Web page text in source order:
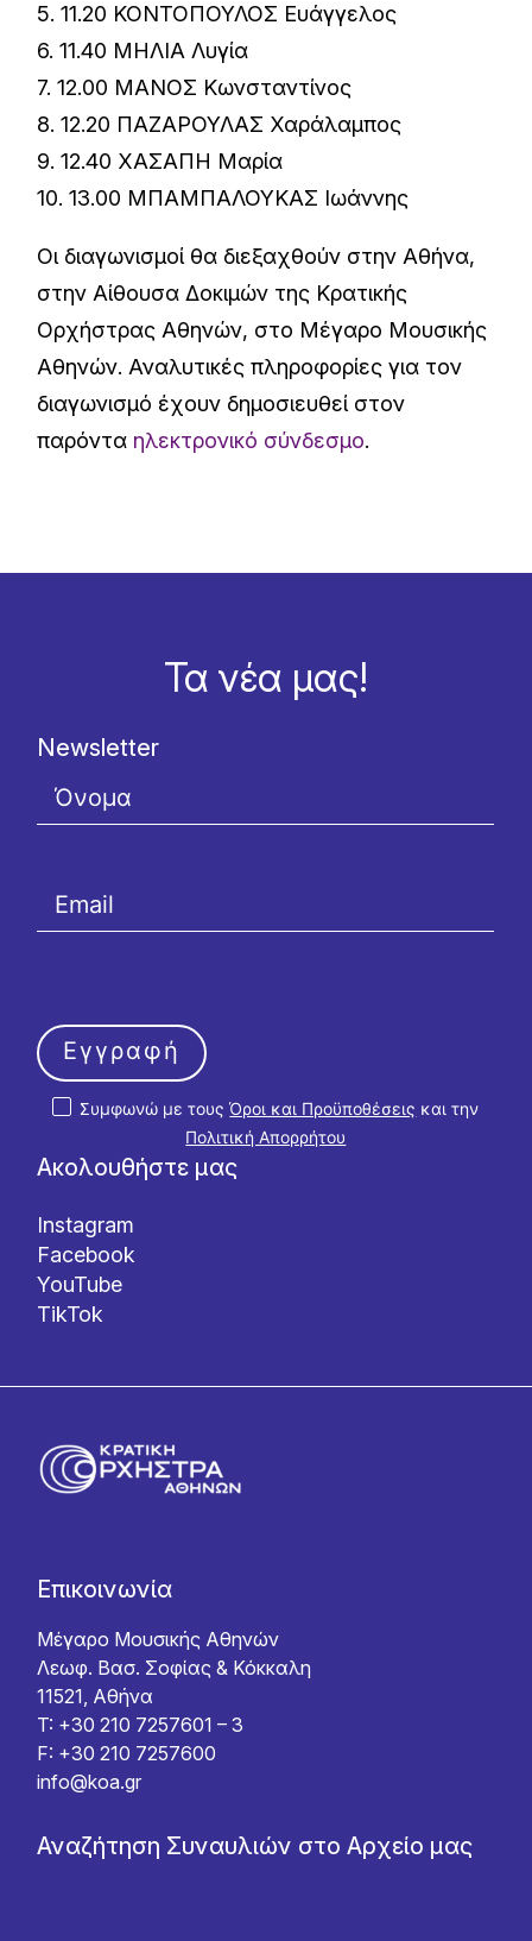
5. 11.20 ΚΟΝΤΟΠΟΥΛΟΣ Ευάγγελος
6. 11.40 ΜΗΛΙΑ Λυγία
7. 12.00 ΜΑΝΟΣ Κωνσταντίνος
8. 12.20 ΠΑΖΑΡΟΥΛΑΣ Χαράλαμπος
9. 12.40 ΧΑΣΑΠΗ Μαρία
10. 13.00 ΜΠΑΜΠΑΛΟΥΚΑΣ Ιωάννης
Οι διαγωνισμοί θα διεξαχθούν στην Αθήνα,
στην Αίθουσα Δοκιμών της Κρατικής
Ορχήστρας Αθηνών, στο Μέγαρο Μουσικής
Αθηνών. Αναλυτικές πληροφορίες για τον
διαγωνισμό έχουν δημοσιευθεί στον
παρόντα ηλεκτρονικό σύνδεσμο.
Τα νέα μας!
Ακολουθήστε μας
Instagram
Facebook
YouTube
TikTok
Newsletter
Συμφωνώ με τουςΌροι και Προϋποθέσεις και την
Πολιτική Απορρήτου
Εγγραφή
Επικοινωνία
Μέγαρο Μουσικής Αθηνών
Λεωφ. Βασ. Σοφίας & Κόκκαλη
11521, Αθήνα
T: +30 210 7257601 – 3
F: +30 210 7257600
info@koa.gr
Αναζήτηση Συναυλιών στο Αρχείο μας